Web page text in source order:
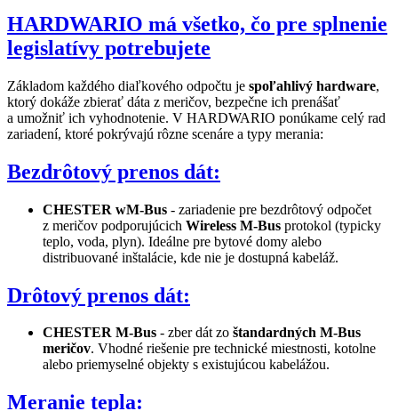
HARDWARIO má všetko, čo pre splnenie
legislatívy potrebujete
Základom každého diaľkového odpočtu je spoľahlivý hardware,
ktorý dokáže zbierať dáta z meričov, bezpečne ich prenášať
a umožniť ich vyhodnotenie. V HARDWARIO ponúkame celý rad
zariadení, ktoré pokrývajú rôzne scenáre a typy merania:
Bezdrôtový prenos dát:
CHESTER wM-Bus - zariadenie pre bezdrôtový odpočet
z meričov podporujúcich Wireless M-Bus protokol (typicky
teplo, voda, plyn). Ideálne pre bytové domy alebo
distribuované inštalácie, kde nie je dostupná kabeláž.
Drôtový prenos dát:
CHESTER M-Bus - zber dát zo štandardných M-Bus
meričov. Vhodné riešenie pre technické miestnosti, kotolne
alebo priemyselné objekty s existujúcou kabelážou.
Meranie tepla: